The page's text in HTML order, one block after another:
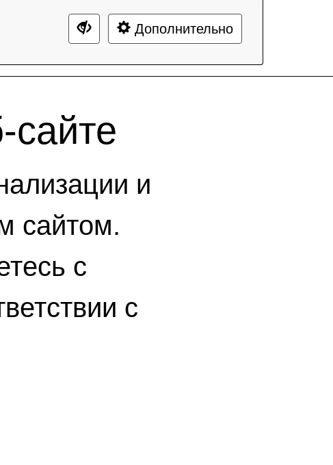
Дополнительно
и
сайтом.
с
с